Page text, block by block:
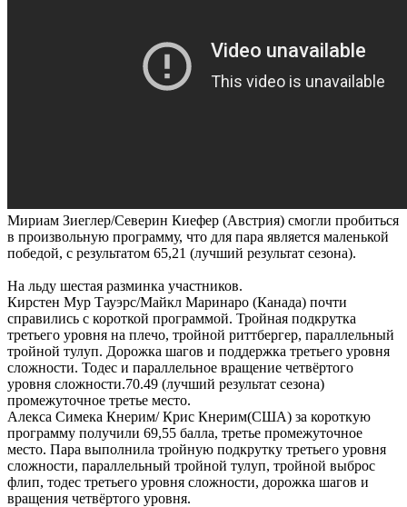
Мириам Зиеглер/Северин Киефер (Австрия) смогли пробиться
в произвольную программу, что для пара является маленькой
победой, с результатом 65,21 (лучший результат сезона).
На льду шестая разминка участников.
Кирстен Мур Тауэрс/Майкл Маринаро (Канада) почти
справились с короткой программой. Тройная подкрутка
третьего уровня на плечо, тройной риттбергер, параллельный
тройной тулуп. Дорожка шагов и поддержка третьего уровня
сложности. Тодес и параллельное вращение четвёртого
уровня сложности.70.49 (лучший результат сезона)
промежуточное третье место.
Алекса Симека Кнерим/ Крис Кнерим(США) за короткую
программу получили 69,55 балла, третье промежуточное
место. Пара выполнила тройную подкрутку третьего уровня
сложности, параллельный тройной тулуп, тройной выброс
флип, тодес третьего уровня сложности, дорожка шагов и
вращения четвёртого уровня.